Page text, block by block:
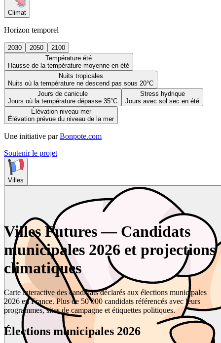
Climat
Horizon temporel
2030 2050
2100
Température été
Hausse de la température moyenne en été
Nuits tropicales
Nuits où la température ne descend pas sous 20°C
Jours de canicule
Jours où la température dépasse 35°C
Stress hydrique
Jours avec sol sec en été
Élévation niveau mer
Élévation prévue du niveau de la mer
Une initiative par Bonpote.com
Soutenir le projet
Villes
Villes Futures — Candidats
municipales 2026 et projections
climatiques
Carte interactive des candidats déclarés aux élections municipales
2026 en France. Plus de 50 000 candidats référencés avec leurs
programmes, sites de campagne et étiquettes politiques.
Élections municipales 2026